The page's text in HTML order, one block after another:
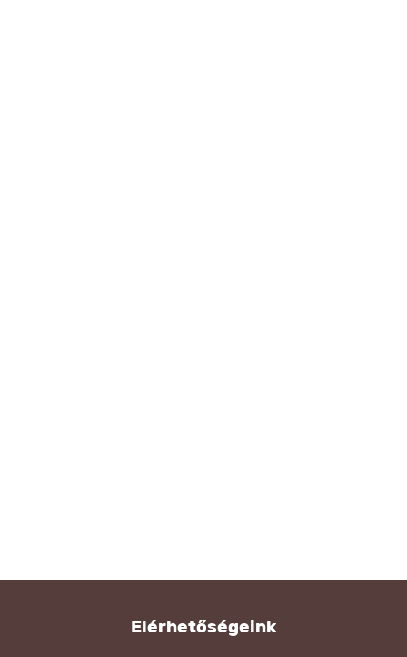
Elérhetőségeink